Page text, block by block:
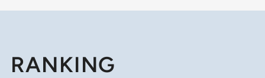
RANKING